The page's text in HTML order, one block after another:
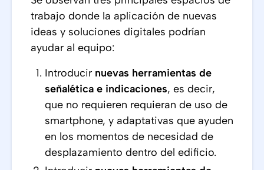
trabajo donde la aplicación de nuevas
ideas y soluciones digitales podrían
ayudar al equipo:
Introducir nuevas herramientas de
señalética e indicaciones, es decir,
que no requieren requieran de uso de
smartphone, y adaptativas que ayuden
en los momentos de necesidad de
desplazamiento dentro del edificio.